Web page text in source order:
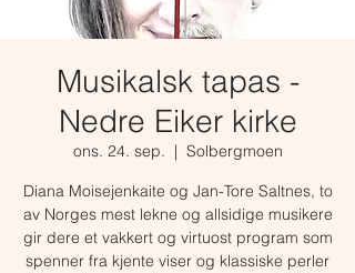
Musikalsk tapas -
Nedre Eiker kirke
ons. 24. sep.
  |
Solbergmoen
Diana Moisejenkaite og Jan-Tore Saltnes, to
av Norges mest lekne og allsidige musikere
gir dere et vakkert og virtuost program som
spenner fra kjente viser og klassiske perler